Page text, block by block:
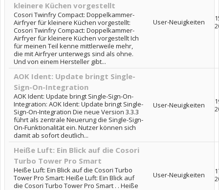
kleinere Küchen vorgestellt
Cosori Twinfry Compact: Doppelkammer-
Airfryer für kleinere Küchen vorgestellt:
Cosori Twinfry Compact: Doppelkammer-
Airfryer für kleinere Küchen vorgestellt Ich
für meinen Teil kenne mittlerweile mehr,
die mit Airfryer unterwegs sind als ohne.
Und von einem Hersteller gibt...
User-Neuigkeiten
AOK Ident: Update bringt Single-
Sign-On-Integration
AOK Ident: Update bringt Single-Sign-On-
Integration: AOK Ident: Update bringt Single-
Sign-On-Integration Die neue Version 3.3.3
führt als zentrale Neuerung die Single-Sign-
On-Funktionalität ein. Nutzer können sich
damit ab sofort deutlich...
User-Neuigkeiten
Heiße Luft: Ein Blick auf die Cosori
Turbo Tower Pro Smart
Heiße Luft: Ein Blick auf die Cosori Turbo
Tower Pro Smart: Heiße Luft: Ein Blick auf
die Cosori Turbo Tower Pro Smart . . Heiße
User-Neuigkeiten